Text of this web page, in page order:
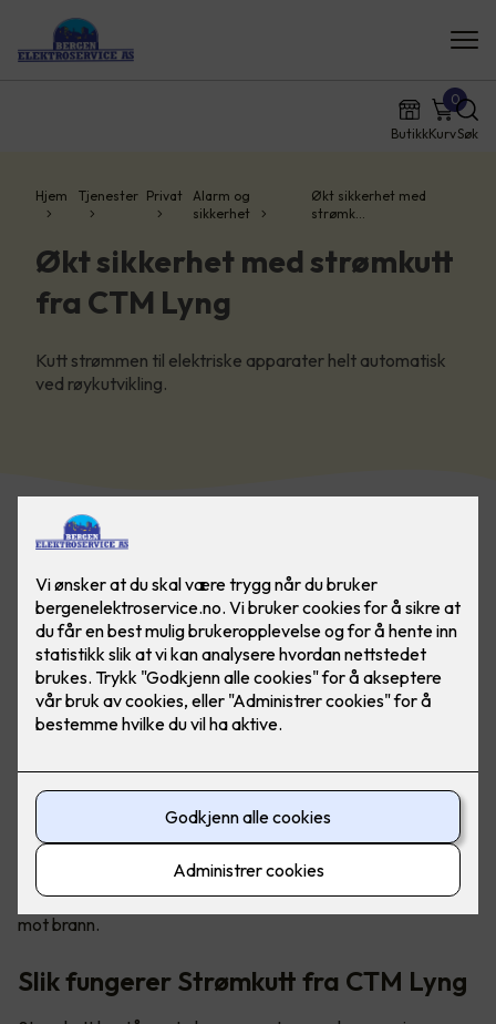
ButikkKurv
0
Søk
Hjem Tjenester Privat
Alarm og
sikkerhet
Økt sikkerhet med
strømk…
Økt sikkerhet med strømkutt
fra CTM Lyng
Kutt strømmen til elektriske apparater helt automatisk
ved røykutvikling.
Tryggere og mer brannsikre hjem
Sikkerhetsløsningen kalt «Strømkutt» sørger for å stenge
strømmen til elektriske apparater ved røykutvikling, og det
kan forhindre eller redusere brannskader i boligen din. Det er
en enkel måte for deg å bedre sikre din familie og deg selv
mot brann.
Slik fungerer Strømkutt fra CTM Lyng